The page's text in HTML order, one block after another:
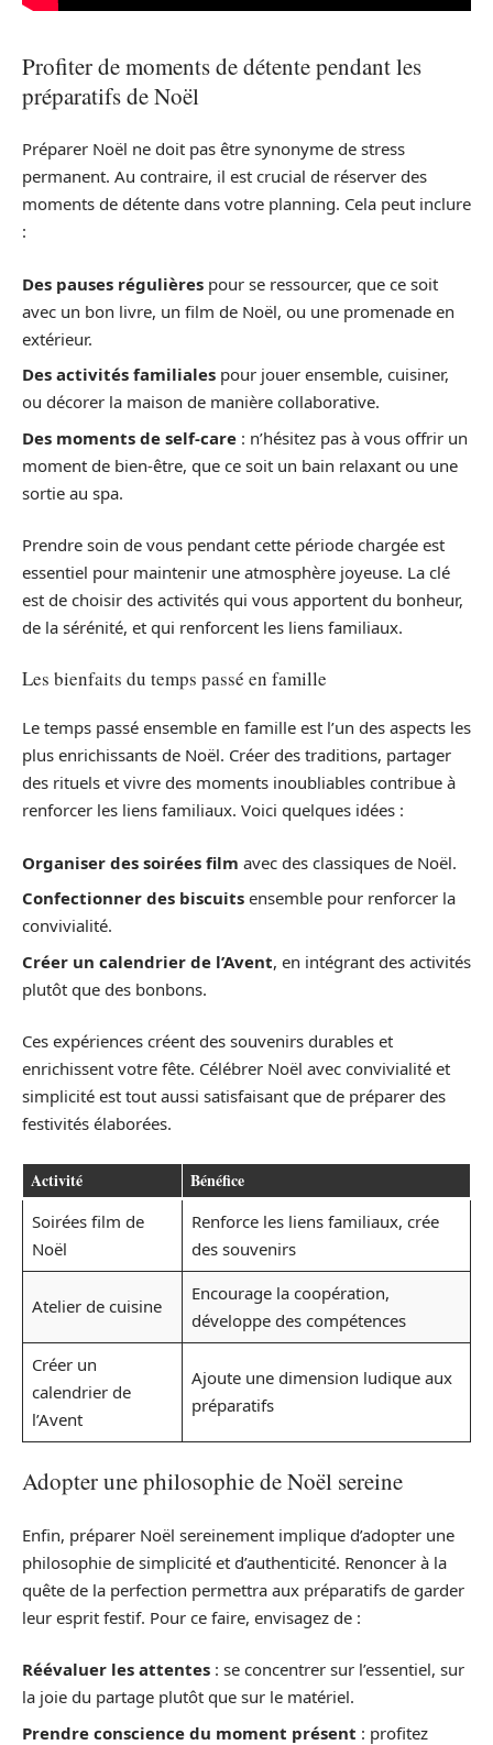
Profiter de moments de détente pendant les
préparatifs de Noël
Préparer Noël ne doit pas être synonyme de stress
permanent. Au contraire, il est crucial de réserver des
moments de détente dans votre planning. Cela peut inclure
:
Des pauses régulières pour se ressourcer, que ce soit
avec un bon livre, un film de Noël, ou une promenade en
extérieur.
Des activités familiales pour jouer ensemble, cuisiner,
ou décorer la maison de manière collaborative.
Des moments de self-care : n’hésitez pas à vous offrir un
moment de bien-être, que ce soit un bain relaxant ou une
sortie au spa.
Prendre soin de vous pendant cette période chargée est
essentiel pour maintenir une atmosphère joyeuse. La clé
est de choisir des activités qui vous apportent du bonheur,
de la sérénité, et qui renforcent les liens familiaux.
Les bienfaits du temps passé en famille
Le temps passé ensemble en famille est l’un des aspects les
plus enrichissants de Noël. Créer des traditions, partager
des rituels et vivre des moments inoubliables contribue à
renforcer les liens familiaux. Voici quelques idées :
Organiser des soirées film avec des classiques de Noël.
Confectionner des biscuits ensemble pour renforcer la
convivialité.
Créer un calendrier de l’Avent, en intégrant des activités
plutôt que des bonbons.
Ces expériences créent des souvenirs durables et
enrichissent votre fête. Célébrer Noël avec convivialité et
simplicité est tout aussi satisfaisant que de préparer des
festivités élaborées.
Activité Bénéfice
Soirées film de
Noël
Renforce les liens familiaux, crée
des souvenirs
Atelier de cuisine
Encourage la coopération,
développe des compétences
Créer un
calendrier de
l’Avent
Ajoute une dimension ludique aux
préparatifs
Adopter une philosophie de Noël sereine
Enfin, préparer Noël sereinement implique d’adopter une
philosophie de simplicité et d’authenticité. Renoncer à la
quête de la perfection permettra aux préparatifs de garder
leur esprit festif. Pour ce faire, envisagez de :
Réévaluer les attentes : se concentrer sur l’essentiel, sur
la joie du partage plutôt que sur le matériel.
Prendre conscience du moment présent : profitez